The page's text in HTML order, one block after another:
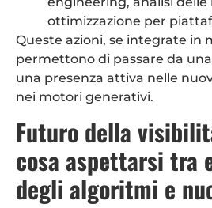
ottimizzazione per
Queste azioni, se integrate in
permettono di passare da
una presenza attiva nelle
nei motori generativi.
Futuro della
cosa aspettarsi tra
degli algoritmi e